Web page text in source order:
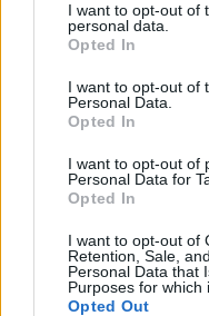
I want to opt-out of
personal data.
Opted In
I want to opt-out of
Personal Data.
Opted In
I want to opt-out of
Personal Data for
Opted In
I want to opt-out of
Retention, Sale,
Personal Data that
Purposes for which
Opted Out
przyjemniejsze
zagajniki niż
też weselszy,
bagnach niż po
stepach.
W pierwszym
podkreśla swoje
pytanie,